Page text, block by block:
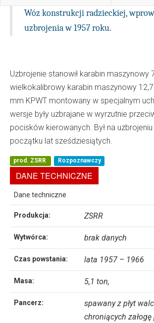
Wóz konstrukcji radzieckiej,
uzbrojenia w 1957 roku.
Uzbrojenie stanowił karabin maszynowy
wielkokalibrowy karabin maszynowy
mm KPWT montowany w specjalnym
wersje były uzbrajane w wyrzutnie
pocisków kierowanych. Był na uzbrojeniu
początku lat sześdziesiątych.
prod. ZSRR Rozpoznawczy
DANE TECHNICZNE
Dane techniczne
Produkcja: ZSRR
Wytwórca: brak danych
Czas powstania: lata 1957 – 1966
Masa: 5,1 ton,
Pancerz:
spawany z płyt
chroniących załogę